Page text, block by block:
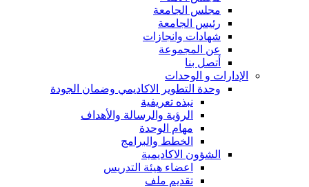
مجلس الجامعة
رئيس الجامعة
شهادات وانجازات
عن المجموعة
أتصل بنا
الإدارات و الوحدات
وحدة التطوير الاكاديمي وضمان الجودة
نبذه تعريفية
الرؤية والرسالة والأهداف
مهام الوحدة
الخطط والبرامج
الشؤون الاكاديمية
اعضاء هيئة التدريس
تقديم ملف